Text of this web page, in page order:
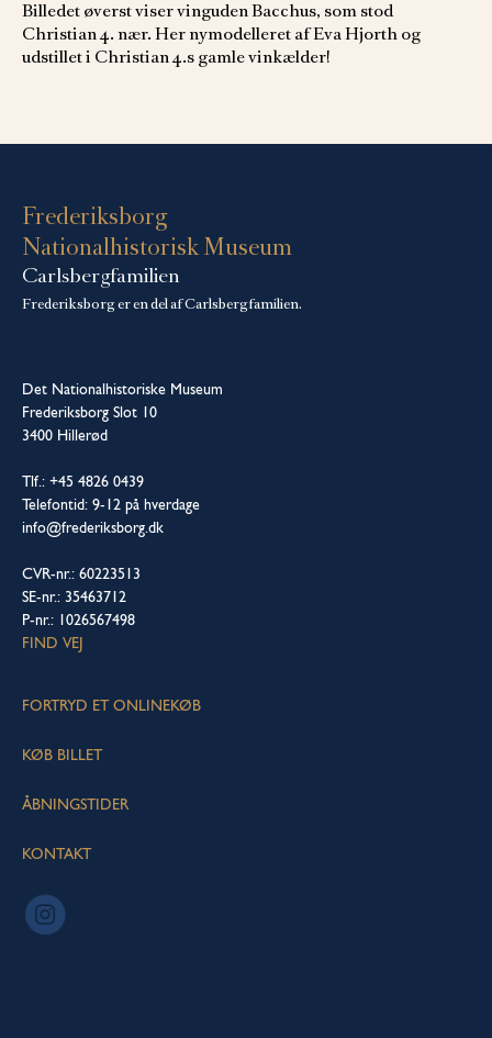
Billedet øverst viser vinguden Bacchus, som stod
Christian 4. nær. Her nymodelleret af Eva Hjorth og
udstillet i Christian 4.s gamle vinkælder!
Frederiksborg
Nationalhistorisk Museum
Carlsbergfamilien
Frederiksborg er en del af Carlsbergfamilien.
Det Nationalhistoriske Museum
Frederiksborg Slot 10
3400 Hillerød
Tlf.: +45 4826 0439
Telefontid: 9-12 på hverdage
info@frederiksborg.dk
CVR-nr.: 60223513
SE-nr.: 35463712
P-nr.: 1026567498
FIND VEJ
FORTRYD ET ONLINEKØB
KØB BILLET
ÅBNINGSTIDER
KONTAKT